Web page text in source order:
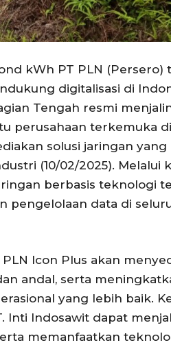
kWh PT PLN (Persero)
digitalisasi di
Tengah resmi
perusahaan terkemuka
solusi jaringan
(10/02/2025). Melalui
berbasis teknologi
pengelolaan data di
Icon Plus akan
andal, serta
yang lebih baik.
Inti Indosawit dapat
memanfaatkan